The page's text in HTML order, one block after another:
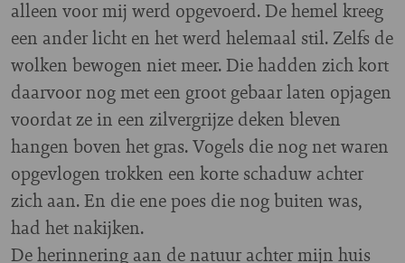
alleen voor mij werd opgevoerd. De hemel kreeg
een ander licht en het werd helemaal stil. Zelfs de
wolken bewogen niet meer. Die hadden zich kort
daarvoor nog met een groot gebaar laten opjagen
voordat ze in een zilvergrijze deken bleven
hangen boven het gras. Vogels die nog net waren
opgevlogen trokken een korte schaduw achter
zich aan. En die ene poes die nog buiten was,
had het nakijken.
De herinnering aan de natuur achter mijn huis